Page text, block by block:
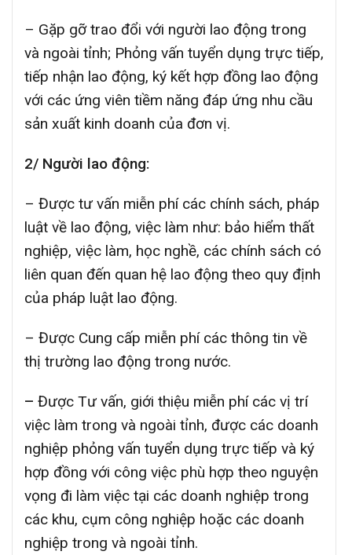
– Gặp gỡ trao đổi với người lao động trong
và ngoài tỉnh; Phỏng vấn tuyển dụng trực tiếp,
tiếp nhận lao động, ký kết hợp đồng lao động
với các ứng viên tiềm năng đáp ứng nhu cầu
sản xuất kinh doanh của đơn vị.
2/ Người lao động:
– Được tư vấn miễn phí các chính sách, pháp
luật về lao động, việc làm như: bảo hiểm thất
nghiệp, việc làm, học nghề, các chính sách có
liên quan đến quan hệ lao động theo quy định
của pháp luật lao động.
– Được Cung cấp miễn phí các thông tin về
thị trường lao động trong nước.
– Được Tư vấn, giới thiệu miễn phí các vị trí
việc làm trong và ngoài tỉnh, được các doanh
nghiệp phỏng vấn tuyển dụng trực tiếp và ký
hợp đồng với công việc phù hợp theo nguyện
vọng đi làm việc tại các doanh nghiệp trong
các khu, cụm công nghiệp hoặc các doanh
nghiệp trong và ngoài tỉnh.